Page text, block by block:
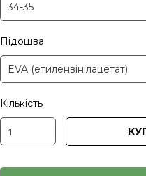
Підошва
Кількість